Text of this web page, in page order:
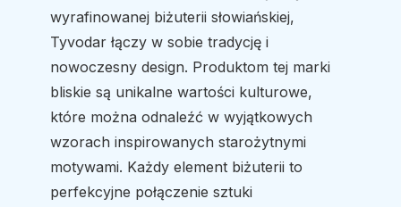
wyrafinowanej biżuterii słowiańskiej,
Tyvodar łączy w sobie tradycję i
nowoczesny design. Produktom tej marki
bliskie są unikalne wartości kulturowe,
które można odnaleźć w wyjątkowych
wzorach inspirowanych starożytnymi
motywami. Każdy element biżuterii to
perfekcyjne połączenie sztuki